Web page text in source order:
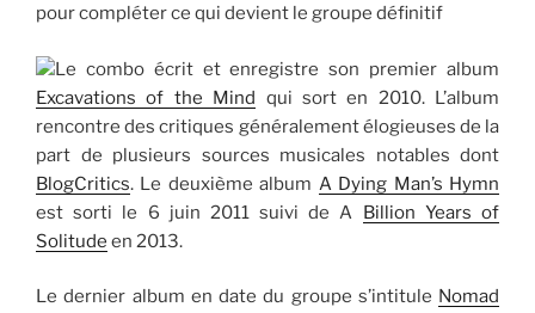
pour compléter ce qui devient le groupe définitif
Le combo écrit et enregistre son premier album
Excavations of the Mind qui sort en 2010. L’album
rencontre des critiques généralement élogieuses de la
part de plusieurs sources musicales notables dont
BlogCritics. Le deuxième album A Dying Man’s Hymn
est sorti le 6 juin 2011 suivi de A Billion Years of
Solitude en 2013.
Le dernier album en date du groupe s’intitule Nomad